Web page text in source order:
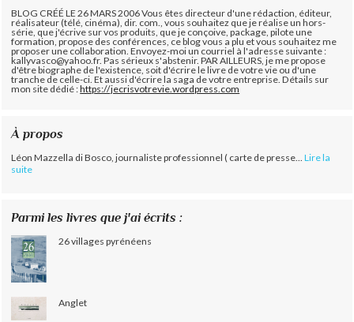
BLOG CRÉÉ LE 26 MARS 2006 Vous êtes directeur d'une rédaction, éditeur,
réalisateur (télé, cinéma), dir. com., vous souhaitez que je réalise un hors-
série, que j'écrive sur vos produits, que je conçoive, package, pilote une
formation, propose des conférences, ce blog vous a plu et vous souhaitez me
proposer une collaboration. Envoyez-moi un courriel à l'adresse suivante :
kallyvasco@yahoo.fr. Pas sérieux s'abstenir. PAR AILLEURS, je me propose
d'être biographe de l'existence, soit d'écrire le livre de votre vie ou d'une
tranche de celle-ci. Et aussi d'écrire la saga de votre entreprise. Détails sur
mon site dédié :https://jecrisvotrevie.wordpress.com
À propos
Léon Mazzella di Bosco, journaliste professionnel ( carte de presse... Lire la
suite
Parmi les livres que j'ai écrits :
26 villages pyrénéens
Anglet